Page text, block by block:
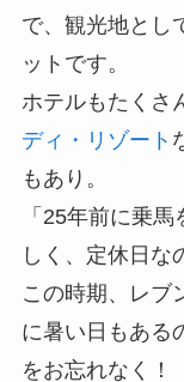
で、観光地とし
ットです。
ホテルもたくさ
ディ・リゾート
もあり。
「25年前に乗馬
しく、定休日な
この時期、レブ
に暑い日もある
をお忘れなく！